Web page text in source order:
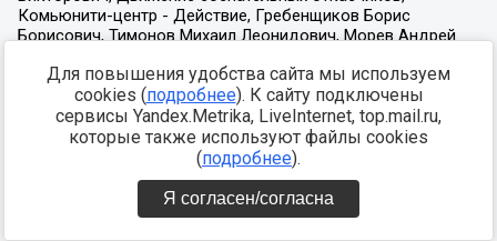
Для повышения удобства сайта мы используем
cookies (подробнее). К сайту подключены
сервисы Yandex.Metrika, LiveInternet, top.mail.ru,
которые также используют файлы cookies
(подробнее).
Я согласен/согласна